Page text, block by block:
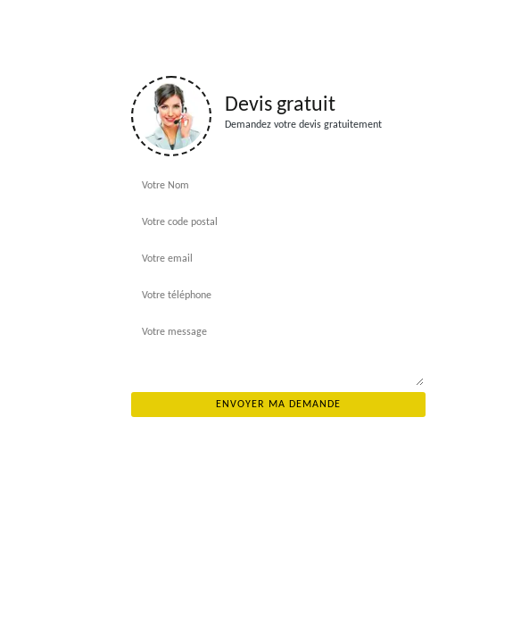
Devis gratuit
Demandez votre devis gratuitement